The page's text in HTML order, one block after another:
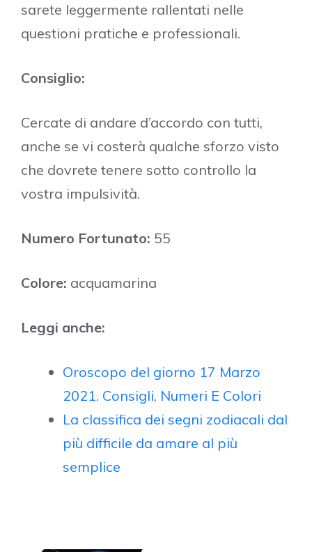
sarete leggermente rallentati nelle
questioni pratiche e professionali.
Consiglio:
Cercate di andare d’accordo con tutti,
anche se vi costerà qualche sforzo visto
che dovrete tenere sotto controllo la
vostra impulsività.
Numero Fortunato: 55
Colore: acquamarina
Leggi anche:
Oroscopo del giorno 17 Marzo
2021. Consigli, Numeri E Colori
La classifica dei segni zodiacali dal
più difficile da amare al più
semplice